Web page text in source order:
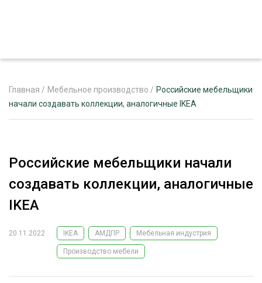
РЕКЛАМОДАТЕЛЯМ
ЛЕСНОЕ ХОЗЯЙСТВО
ЛЕСОЗАГОТОВКА
ОБРАБОТКА ДРЕВЕСИНЫ
ЭКСПЕРТНОЕ МНЕНИЕ
Главная / Мебельное производство / Российские мебельщики
начали создавать коллекции, аналогичные IKEA
Российские мебельщики начали
создавать коллекции, аналогичные
IKEA
20.11.2022 IKEA АМДПР Мебельная индустрия
Производство мебели